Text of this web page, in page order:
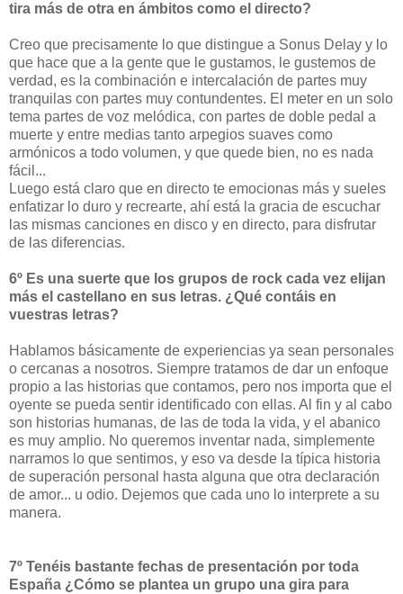
tira más de otra en ámbitos como el directo?
Creo que precisamente lo que distingue a Sonus Delay y lo
que hace que a la gente que le gustamos, le gustemos de
verdad, es la combinación e intercalación de partes muy
tranquilas con partes muy contundentes. El meter en un solo
tema partes de voz melódica, con partes de doble pedal a
muerte y entre medias tanto arpegios suaves como
armónicos a todo volumen, y que quede bien, no es nada
fácil...
Luego está claro que en directo te emocionas más y sueles
enfatizar lo duro y recrearte, ahí está la gracia de escuchar
las mismas canciones en disco y en directo, para disfrutar
de las diferencias.
6º Es una suerte que los grupos de rock cada vez elijan
más el castellano en sus letras. ¿Qué contáis en
vuestras letras?
Hablamos básicamente de experiencias ya sean personales
o cercanas a nosotros. Siempre tratamos de dar un enfoque
propio a las historias que contamos, pero nos importa que el
oyente se pueda sentir identificado con ellas. Al fin y al cabo
son historias humanas, de las de toda la vida, y el abanico
es muy amplio. No queremos inventar nada, simplemente
narramos lo que sentimos, y eso va desde la típica historia
de superación personal hasta alguna que otra declaración
de amor... u odio. Dejemos que cada uno lo interprete a su
manera.
7º Tenéis bastante fechas de presentación por toda
España ¿Cómo se plantea un grupo una gira para